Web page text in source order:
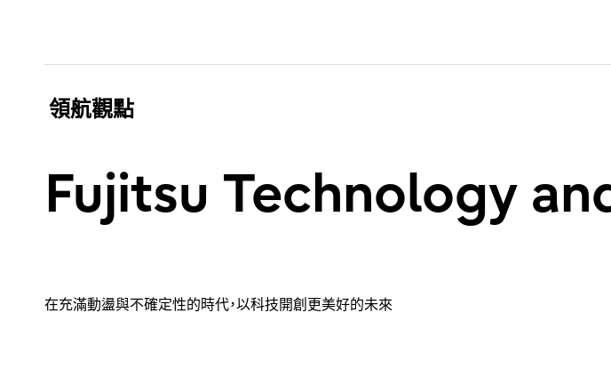
領航觀點
Fujitsu Technology
在充滿動盪與不確定性的時代，以科技開創更美好的未來